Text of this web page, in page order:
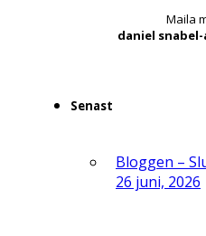
Maila
daniel
Senast
Bloggen –
26 juni, 2026